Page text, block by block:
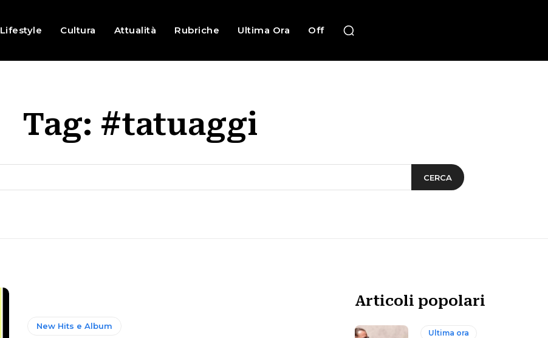
Lifestyle Cultura Attualità Rubriche Ultima Ora Off
Tag: #tatuaggi
CERCA
New Hits e Album
Articoli popolari
Ultima ora